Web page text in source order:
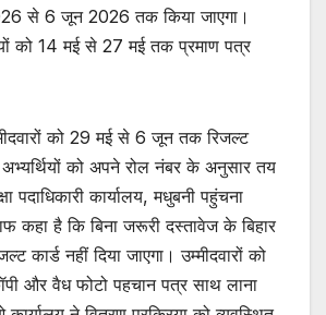
से 6 जून 2026 तक किया जाएगा।
को 14 मई से 27 मई तक प्रमाण पत्र
को 29 मई से 6 जून तक रिजल्ट
को अपने रोल नंबर के अनुसार तय
पदाधिकारी कार्यालय, मधुबनी पहुंचना
कहा है कि बिना जरूरी दस्तावेज के बिहार
कार्ड नहीं दिया जाएगा। उम्मीदवारों को
और वैध फोटो पहचान पत्र साथ लाना